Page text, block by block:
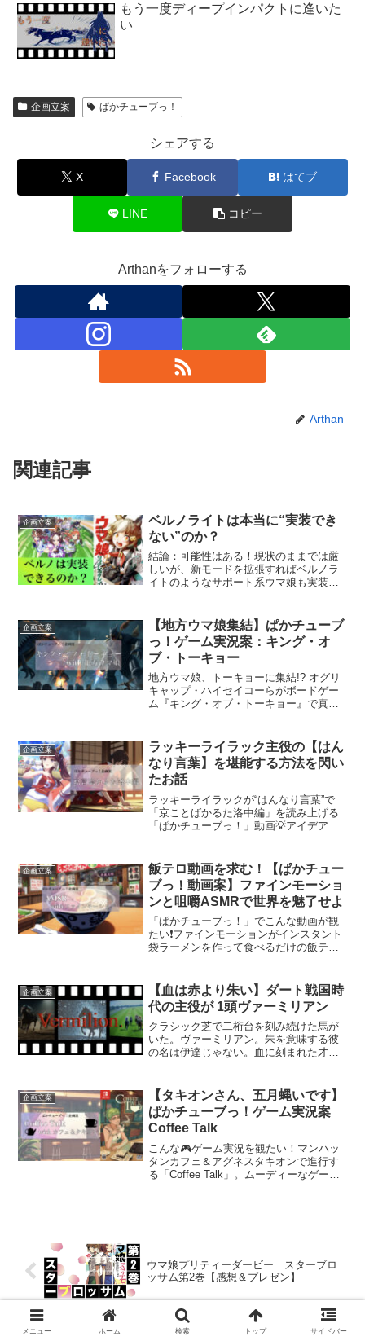
もう一度ディープインパクトに逢いた
い
企画立案 ぱかチューブっ！
シェアする
X Facebook はてブ
LINE コピー
Arthanをフォローする
Arthan
関連記事
企画立案
ベルノライトは本当に“実装でき
ない”のか？
結論：可能性はある！現状のままでは厳
しいが、新モードを拡張すればベルノラ
イトのようなサポート系ウマ娘も実装す
企画立案
【地方ウマ娘集結】ぱかチューブ
っ！ゲーム実況案：キング・オ
ブ・トーキョー
地方ウマ娘、トーキョーに集結!? オグリ
キャップ・ハイセイコーらがボードゲー
ム『キング・オブ・トーキョー』で真剣
企画立案
ラッキーライラック主役の【はん
なり言葉】を堪能する方法を閃い
たお話
ラッキーライラックが“はんなり言葉”で
「京ことばかるた洛中編」を読み上げる
「ぱかチューブっ！」動画💡アイデアを
ム実況！如何でしょう？
企画立案
飯テロ動画を求む！【ぱかチュー
ブっ！動画案】ファインモーショ
ンと咀嚼ASMRで世界を魅了せよ
「ぱかチューブっ！」でこんな動画が観
たい❗️ファインモーションがインスタント
袋ラーメンを作って食べるだけの飯テロ
企画立案
【血は赤より朱い】ダート戦国時
代の主役が 1頭ヴァーミリアン
クラシック芝で二桁台を刻み続けた馬が
いた。ヴァーミリアン。朱を意味する彼
の名は伊達じゃない。血に刻まれた才覚
企画立案
【タキオンさん、五月蝿いです】
ぱかチューブっ！ゲーム実況案
Coffee Talk
こんな🎮ゲーム実況を観たい！マンハッ
タンカフェ＆アグネスタキオンで進行す
る「Coffee Talk」。ムーディーなゲーム
ウマ娘プリティーダービー スターブロ
ッサム第2巻【感想＆プレゼン】
【永世三強篇の中核】イナリワン＆檮原
メニュー ホーム 検索 トップ サイドバー